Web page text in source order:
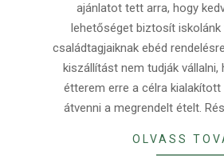
ajánlatot tett arra, hogy
lehetőséget biztosít iskolánk
családtagjaiknak ebéd
kiszállítást nem tudják vállalni,
étterem erre a célra kialakított
átvenni a megrendelt ételt.
OLVASS